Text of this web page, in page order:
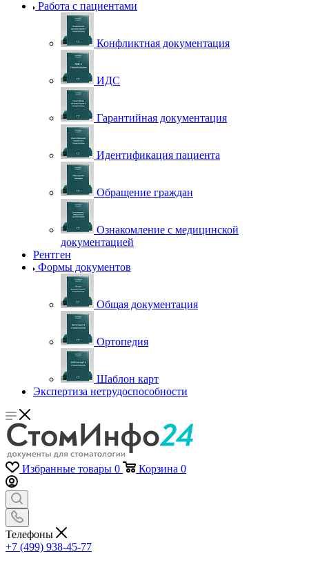
Работа с пациентами
Конфликтная документация
ИДС
Гарантийная документация
Идентификация пациента
Обращение граждан
Ознакомление с медицинской
документацией
Рентген
Формы документов
Общая документация
Ортопедия
Шаблон карт
Экспертиза нетрудоспособности
Избранные товары 0 Корзина 0
Телефоны
+7 (499) 938-45-77